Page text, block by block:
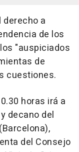
derecho a
de los
"auspiciados
de
cuestiones.
horas irá a
decano del
del Consejo